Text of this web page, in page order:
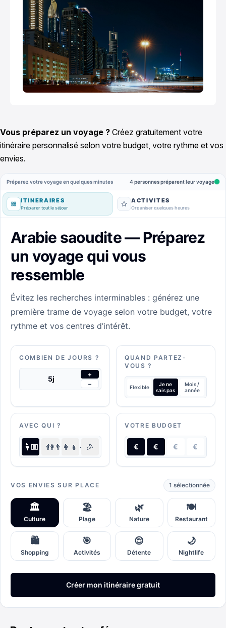
Vous préparez un voyage ? Créez gratuitement votre
itinéraire personnalisé selon votre budget, votre rythme et vos
envies.